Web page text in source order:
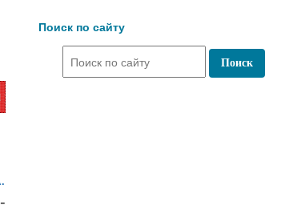
телефона или на сайте в разделе
Поиск по сайту